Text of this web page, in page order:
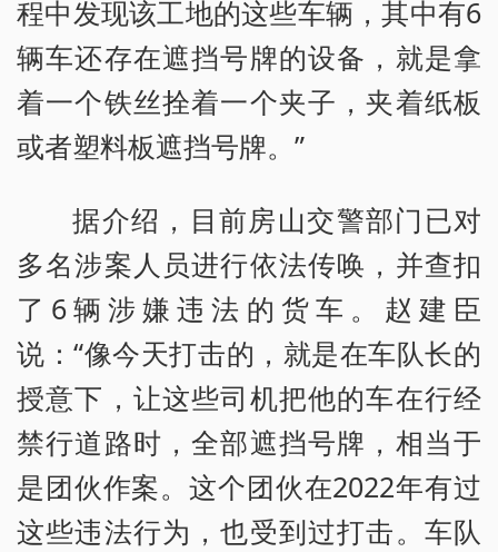
程中发现该工地的这些车辆，其中有6
辆车还存在遮挡号牌的设备，就是拿
着一个铁丝拴着一个夹子，夹着纸板
或者塑料板遮挡号牌。”
据介绍，目前房山交警部门已对
多名涉案人员进行依法传唤，并查扣
了6辆涉嫌违法的货车。赵建臣
说：“像今天打击的，就是在车队长的
授意下，让这些司机把他的车在行经
禁行道路时，全部遮挡号牌，相当于
是团伙作案。这个团伙在2022年有过
这些违法行为，也受到过打击。车队